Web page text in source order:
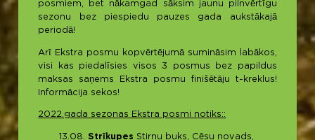
posmiem, bet nākamgad sāksim jaunu pilnvērtīgu
sezonu bez piespiedu pauzes gada aukstākajā
periodā!
Arī Ekstra posmu kopvērtējumā sumināsim labākos,
visi kas piedalīsies visos 3 posmus bez papildus
maksas saņems Ekstra posmu finišētāju t-kreklus!
Informācija sekos!
2022.gada sezonas Ekstra posmi notiks::
13.08. Strīķupes Stirnu buks, Cēsu novads,